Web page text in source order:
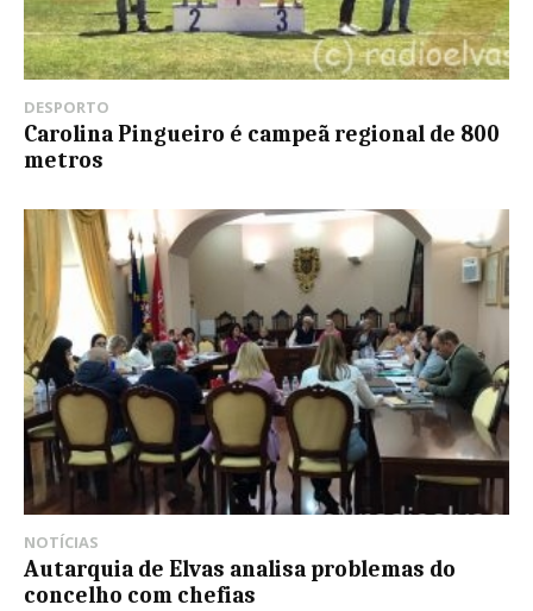
DESPORTO
Carolina Pingueiro é campeã regional de 800
metros
NOTÍCIAS
Autarquia de Elvas analisa problemas do
concelho com chefias